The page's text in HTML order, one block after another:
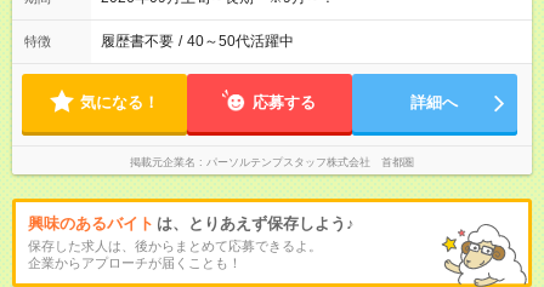
特徴 履歴書不要 / 40～50代活躍中
気になる！ 応募する 詳細へ
掲載元企業名 パーソルテンプスタッフ株式会社 首都圏
興味のあるバイト は、とりあえず保存しよう♪
保存した求人は、後からまとめて応募できるよ。
企業からアプローチが届くことも！